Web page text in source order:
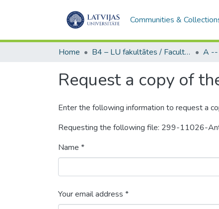
Communities &
Home B4 – LU fakultātes / Faculties of the UL
Request a copy of
Enter the following information to request a
Requesting the following file: 299-11026-
Name *
Your email address *